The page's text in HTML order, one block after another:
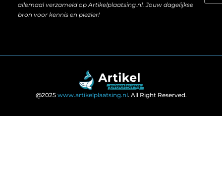
allemaal verzameld op Artikelplaatsing.nl. Jouw dagelijkse
bron voor kennis en plezier!
@2025 www.artikelplaatsing.nl. All Right Reserved.